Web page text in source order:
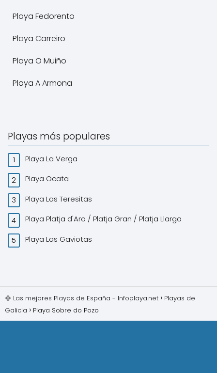
Playa Fedorento
Playa Carreiro
Playa O Muiño
Playa A Armona
Playas más populares
Playa La Verga
Playa Ocata
Playa Las Teresitas
Playa Platja d'Aro / Platja Gran / Platja Llarga
Playa Las Gaviotas
🌞 Las mejores Playas de España - Infoplaya.net
Playas de
Galicia
Playa Sobre do Pozo